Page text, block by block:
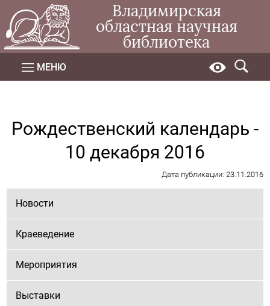
Владимирская
областная научная
библиотека
МЕНЮ
Рождественский календарь -
10 декабря 2016
Дата публикации: 23.11.2016
Новости
Краеведение
Мероприятия
Выставки